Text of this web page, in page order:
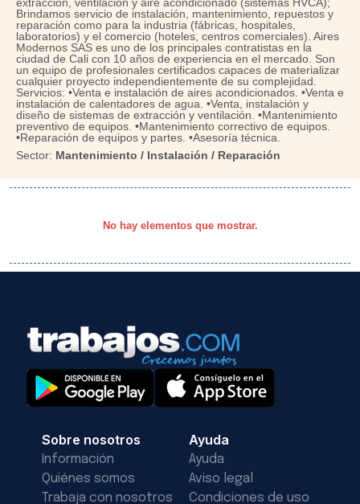
Brindamos servicio de instalación, mantenimiento, repuestos y
reparación como para la industria (fábricas, hospitales,
laboratorios) y el comercio (hoteles, centros comerciales). Aires
Modernos SAS es uno de los principales contratistas en la
ciudad de Cali con 10 años de experiencia en el mercado. Son
un equipo de profesionales certificados capaces de materializar
cualquier proyecto independientemente de su complejidad.
Servicios: •Venta e instalación de aires acondicionados. •Venta e
instalación de calentadores de agua. •Venta, instalación y
diseño de sistemas de extracción y ventilación. •Mantenimiento
preventivo de equipos. •Mantenimiento correctivo de equipos.
•Reparación de equipos y partes. •Asesoría técnica.
Sector: Mantenimiento / Instalación / Reparación
No hay elementos que mostrar.
Sobre nosotros
Información
Quiénes somos
Trabaja con nosotros
Ayuda
Ayuda
Aviso legal
Condiciones de uso